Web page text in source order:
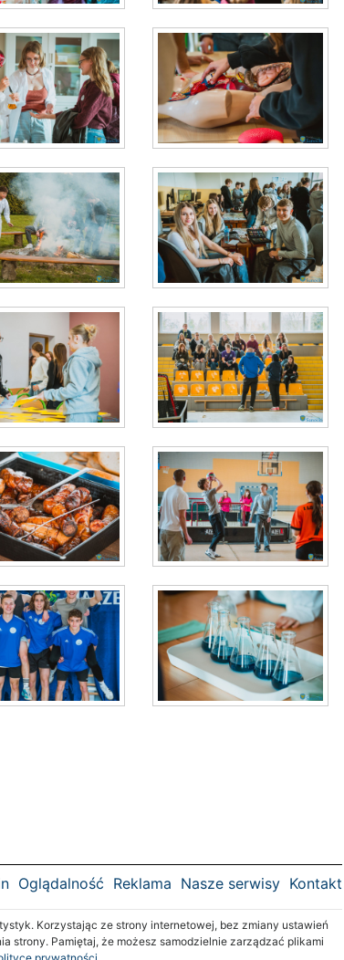
Oglądalność Reklama Nasze serwisy Kontakt
Korzystając ze strony internetowej, bez zmiany ustawień
strony. Pamiętaj, że możesz samodzielnie zarządzać plikami